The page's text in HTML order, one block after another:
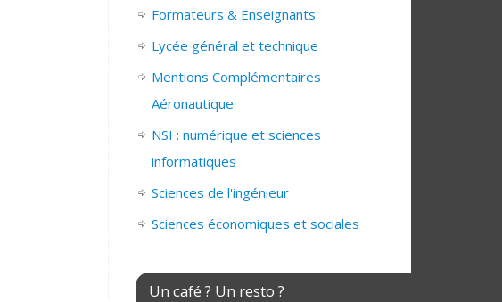
Formateurs & Enseignants
Lycée général et technique
Mentions Complémentaires
Aéronautique
NSI : numérique et sciences
informatiques
Sciences de l'ingénieur
Sciences économiques et sociales
Un café ? Un resto ?